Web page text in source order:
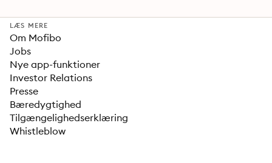
LÆS MERE
Om Mofibo
Jobs
Nye app-funktioner
Investor Relations
Presse
Bæredygtighed
Tilgængelighedserklæring
Whistleblow